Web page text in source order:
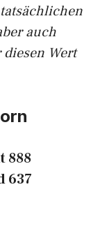
auch
Wert
888
637